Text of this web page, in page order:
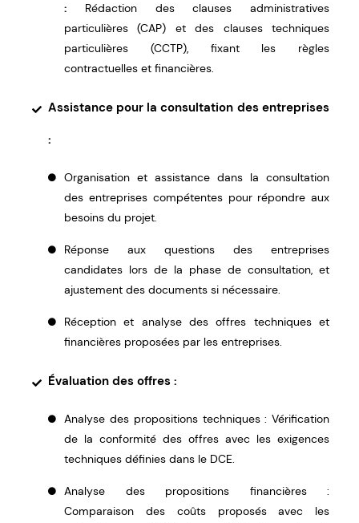
: Rédaction des clauses administratives
particulières (CAP) et des clauses techniques
particulières (CCTP), fixant les règles
contractuelles et financières.
Assistance pour la consultation des entreprises
:
Organisation et assistance dans la consultation
des entreprises compétentes pour répondre aux
besoins du projet.
Réponse aux questions des entreprises
candidates lors de la phase de consultation, et
ajustement des documents si nécessaire.
Réception et analyse des offres techniques et
financières proposées par les entreprises.
Évaluation des offres :
Analyse des propositions techniques : Vérification
de la conformité des offres avec les exigences
techniques définies dans le DCE.
Analyse des propositions financières :
Comparaison des coûts proposés avec les